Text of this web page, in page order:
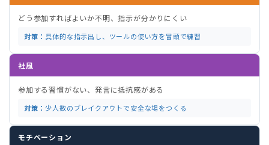
どう参加すればよいか不明、指示が分かりにくい
対策： 具体的な指示出し、ツールの使い方を冒頭で練習
社風
参加する習慣がない、発言に抵抗感がある
対策：少人数のブレイクアウトで安全な場をつくる
モチベーション